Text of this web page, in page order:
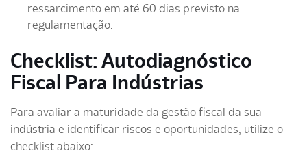
ressarcimento em até 60 dias previsto na
regulamentação.
Checklist: Autodiagnóstico
Fiscal Para Indústrias
Para avaliar a maturidade da gestão fiscal da sua
indústria e identificar riscos e oportunidades, utilize o
checklist abaixo: